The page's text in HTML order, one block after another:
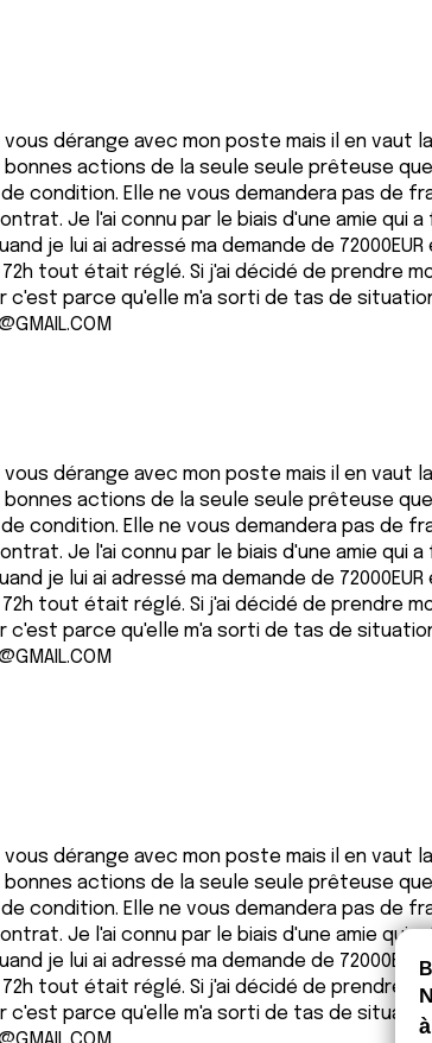
vous dérange avec mon poste mais il en vaut
actions de la seule seule prêteuse
condition. Elle ne vous demandera pas de
Je l'ai connu par le biais d'une amie qui
je lui ai adressé ma demande de
tout était réglé. Si j'ai décidé de prendre
c'est parce qu'elle m'a sorti de tas de
vous dérange avec mon poste mais il en vaut
actions de la seule seule prêteuse
condition. Elle ne vous demandera pas de
Je l'ai connu par le biais d'une amie qui
je lui ai adressé ma demande de
tout était réglé. Si j'ai décidé de prendre
c'est parce qu'elle m'a sorti de tas de
vous dérange avec mon poste mais il en vaut
actions de la seule seule prêteuse
condition. Elle ne vous demandera pas de
Je l'ai connu par le biais d'une amie qui
je lui ai adressé ma demande de 72000EUR
tout était réglé. Si j'ai décidé de prendre
c'est parce qu'elle m'a sorti de tas de